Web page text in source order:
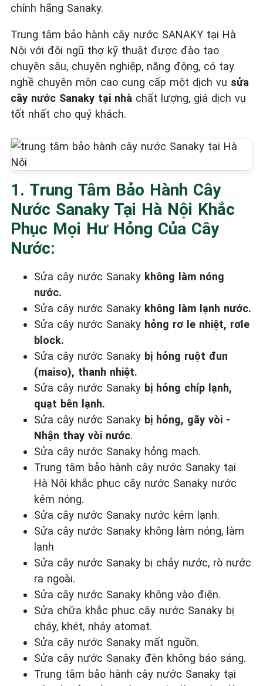
chính hãng Sanaky.
Trung tâm bảo hành cây nước SANAKY tại Hà
Nội với đội ngũ thợ kỹ thuật được đào tạo
chuyên sâu, chuyên nghiệp, năng động, có tay
nghề chuyên môn cao cung cấp một dịch vụ sửa
cây nước Sanaky tại nhà chất lượng, giá dịch vụ
tốt nhất cho quý khách.
1. ️Trung Tâm Bảo Hành Cây
Nước Sanaky Tại Hà Nội Khắc
Phục Mọi Hư Hỏng Của Cây
Nước:
Sửa cây nước Sanaky không làm nóng
nước.
Sửa cây nước Sanaky không làm lạnh nước.
Sửa cây nước Sanaky hỏng rơ le nhiệt, rơle
block.
Sửa cây nước Sanaky bị hỏng ruột đun
(maiso), thanh nhiệt.
Sửa cây nước Sanaky bị hỏng chíp lạnh,
quạt bên lạnh.
Sửa cây nước Sanaky bị hỏng, gãy vòi -
Nhận thay vòi nước.
Sửa cây nước Sanaky hỏng mạch.
Trung tâm bảo hành cây nước Sanaky tại
Hà Nội khắc phục cây nước Sanaky nước
kém nóng.
Sửa cây nước Sanaky nước kém lạnh.
Sửa cây nước Sanaky không làm nóng, làm
lạnh
Sửa cây nước Sanaky bị chảy nước, rò nước
ra ngoài.
Sửa cây nước Sanaky không vào điện.
Sửa chữa khắc phục cây nước Sanaky bị
cháy, khét, nháy atomat.
Sửa cây nước Sanaky mất nguồn.
Sửa cây nước Sanaky đèn không báo sáng.
Trung tâm bảo hành cây nước Sanaky tại